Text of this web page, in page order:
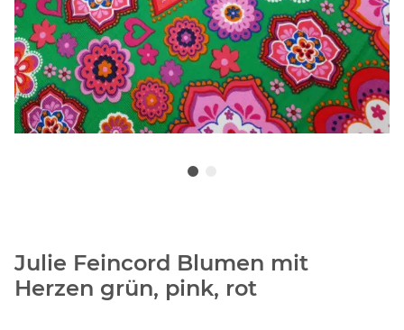
Julie Feincord Blumen mit
Herzen grün, pink, rot